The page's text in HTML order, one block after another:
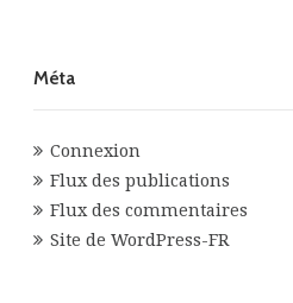
Méta
Connexion
Flux des publications
Flux des commentaires
Site de WordPress-FR